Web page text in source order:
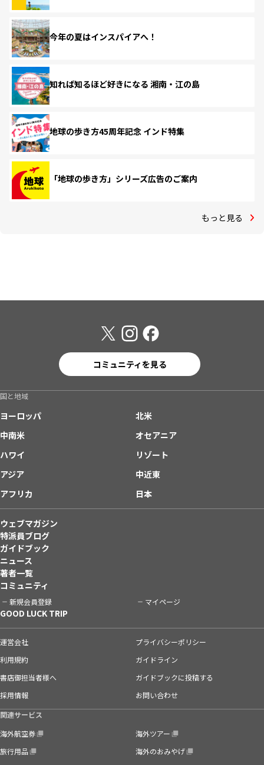
今年の夏はインスパイアへ！
知れば知るほど好きになる 湘南・江の島
地球の歩き方45周年記念 インド特集
「地球の歩き方」シリーズ広告のご案内
もっと見る
コミュニティを見る
国と地域
ヨーロッパ
北米
中南米
オセアニア
ハワイ
リゾート
アジア
中近東
アフリカ
日本
ウェブマガジン
特派員ブログ
ガイドブック
ニュース
著者一覧
コミュニティ
新規会員登録 マイページ
GOOD LUCK TRIP
運営会社
プライバシーポリシー
利用規約
ガイドライン
書店御担当者様へ
ガイドブックに投稿する
採用情報
お問い合わせ
関連サービス
海外航空券
海外ツアー
旅行用品
海外のおみやげ